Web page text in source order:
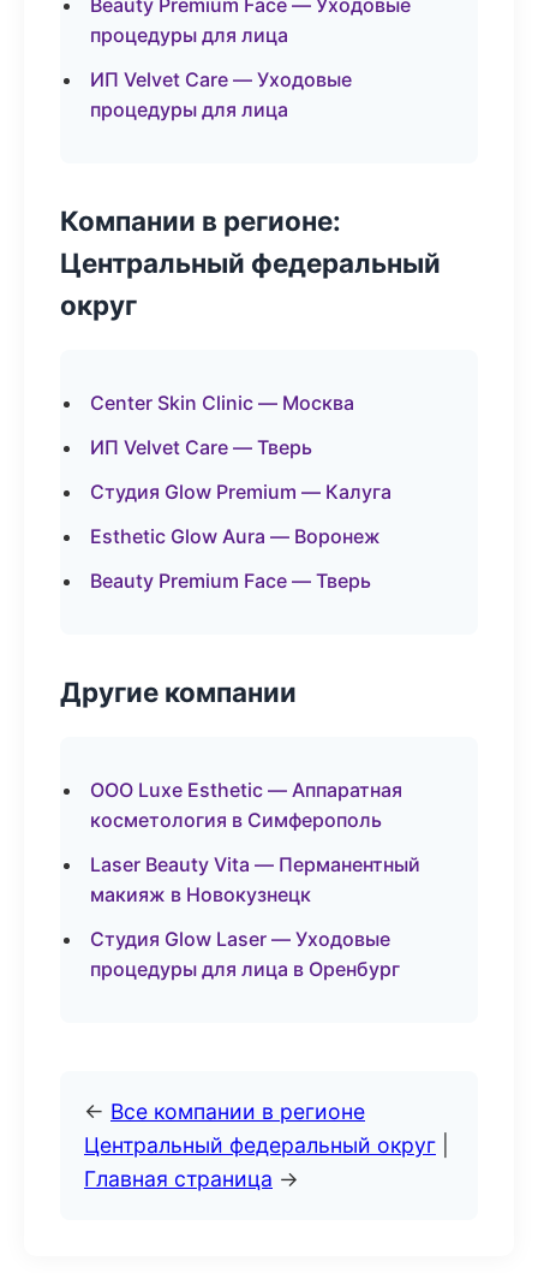
Beauty Premium Face — Уходовые
процедуры для лица
ИП Velvet Care — Уходовые
процедуры для лица
Компании в регионе:
Центральный федеральный
округ
Center Skin Clinic — Москва
ИП Velvet Care — Тверь
Студия Glow Premium — Калуга
Esthetic Glow Aura — Воронеж
Beauty Premium Face — Тверь
Другие компании
ООО Luxe Esthetic — Аппаратная
косметология в Симферополь
Laser Beauty Vita — Перманентный
макияж в Новокузнецк
Студия Glow Laser — Уходовые
процедуры для лица в Оренбург
← Все компании в регионе
Центральный федеральный округ
Главная страница →